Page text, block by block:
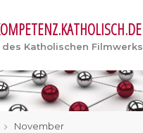
OMPETENZ.KATHOLISCH.DE
des Katholischen Filmwerks
November